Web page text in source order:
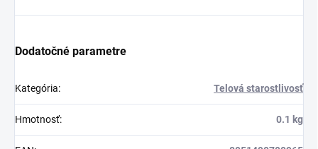
Dodatočné parametre
Kategória: Telová starostlivosť
Hmotnosť: 0.1 kg